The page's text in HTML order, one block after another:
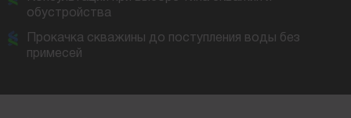
обустройства
Прокачка скважины до поступления воды без
примесей